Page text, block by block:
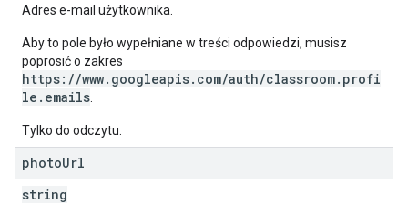
Adres e-mail użytkownika.
Aby to pole było wypełniane w treści odpowiedzi, musisz
poprosić o zakres
https://www.googleapis.com/auth/classroom.profi
le.emails
Tylko do odczytu.
photoUrl
string